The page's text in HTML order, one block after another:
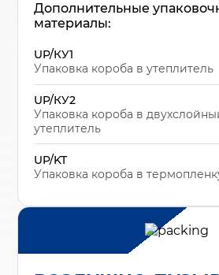
Дополнительные
материалы:
UP/КУ1
Упаковка короба в утеплитель
UP/КУ2
Упаковка короба в
утеплитель
UP/KT
Упаковка короба в